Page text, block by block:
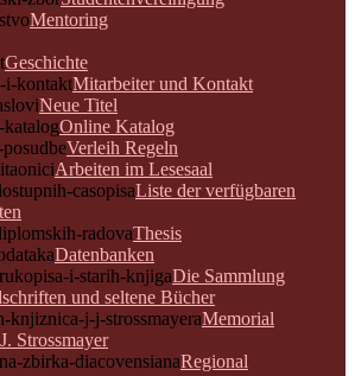
Mentoring
Geschichte
Mitarbeiter und Kontakt
Neue Titel
Online Katalog
Verleih Regeln
Arbeiten im Lesesaal
Liste der verfügbaren
Thesis
Datenbanken
Die Sammlung
und seltene Bücher
Memorial
Strossmayer
Regional